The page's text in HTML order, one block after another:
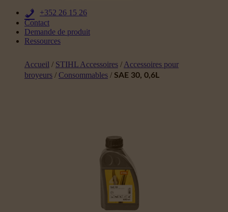
+352 26 15 26
Contact
Demande de produit
Ressources
Accueil / STIHL Accessoires / Accessoires pour
broyeurs / Consommables / SAE 30, 0,6L